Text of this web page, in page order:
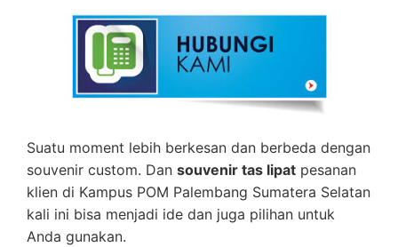
Suatu moment lebih berkesan dan berbeda dengan
souvenir custom. Dan souvenir tas lipat pesanan
klien di Kampus POM Palembang Sumatera Selatan
kali ini bisa menjadi ide dan juga pilihan untuk
Anda gunakan.